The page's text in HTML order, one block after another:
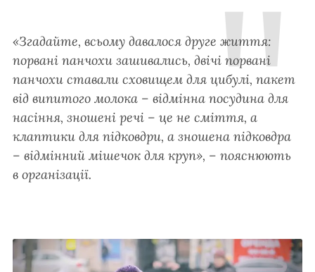
«Згадайте, всьому давалося друге життя:
порвані панчохи зашивались, двічі порвані
панчохи ставали сховищем для цибулі, пакет
від випитого молока – відмінна посудина для
насіння, зношені речі – це не сміття, а
клаптики для підковдри, а зношена підковдра
– відмінний мішечок для круп», – пояснюють
в організації.